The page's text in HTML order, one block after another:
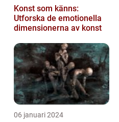
Konst som känns:
Utforska de emotionella
dimensionerna av konst
06 januari 2024